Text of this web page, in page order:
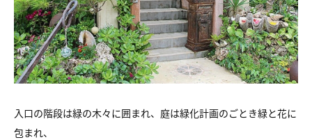
入口の階段は緑の木々に囲まれ、庭は緑化計画のごとき緑と花に
包まれ、